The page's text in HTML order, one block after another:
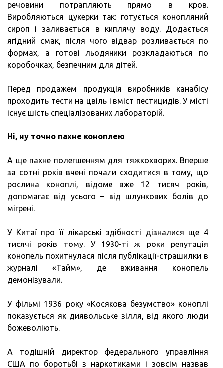
речовини потрапляють прямо в кров.
Виробляються цукерки так: готується конопляний
сироп і заливається в киплячу воду. Додається
ягідний смак, після чого відвар розливається по
формах, а готові льодяники розкладаються по
коробочках, безпечним для дітей.
Перед продажем продукція виробників канабісу
проходить тести на цвіль і вміст пестицидів. У місті
існує шість спеціалізованих лабораторій.
Ні, ну точно пахне коноплею
А ще пахне полегшенням для тяжкохворих. Вперше
за сотні років вчені почали сходитися в тому, що
рослина коноплі, відоме вже 12 тисяч років,
допомагає від усього – від шлункових болів до
мігрені.
У Китаї про її лікарські здібності дізналися ще 4
тисячі років тому. У 1930-ті ж роки репутація
конопель похитнулася після публікації-страшилки в
журналі «Тайм», де вживання конопель
демонізували.
У фільмі 1936 року «Косякова безумство» коноплі
показується як диявольське зілля, від якого люди
божеволіють.
А тодішній директор федерального управління
США по боротьбі з наркотиками і зовсім назвав